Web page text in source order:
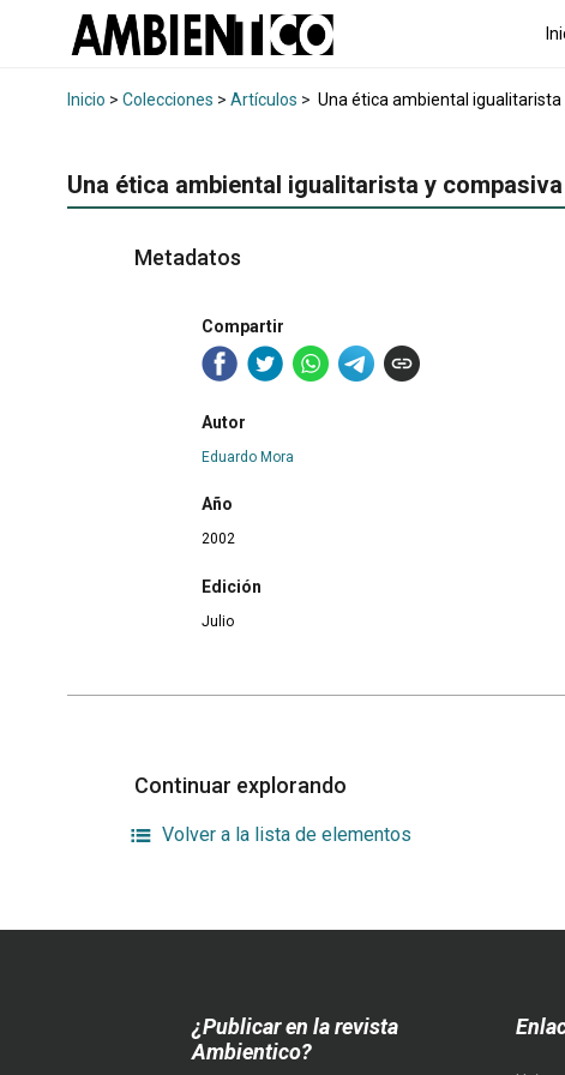
Inicio > Colecciones > Artículos > Una ética ambiental igualitarista
Una ética ambiental igualitarista y compasiva
Metadatos
Compartir
Autor
Eduardo Mora
Año
2002
Edición
Julio
Continuar explorando
Volver a la lista de elementos
¿Publicar en la revista
Ambientico?